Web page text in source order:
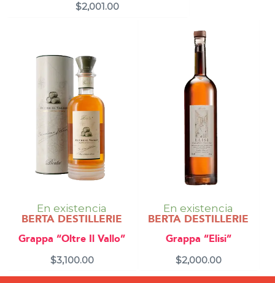
$2,001.00
En existencia
BERTA DESTILLERIE
Grappa “Oltre Il Vallo”
$3,100.00
En existencia
BERTA DESTILLERIE
Grappa “Elisi”
$2,000.00